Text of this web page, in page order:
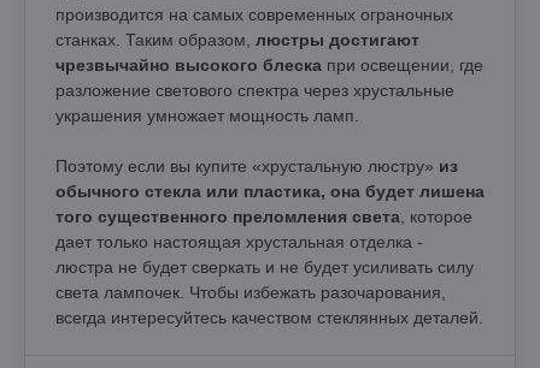
производится на самых современных ограночных
станках. Таким образом, люстры достигают
чрезвычайно высокого блеска при освещении, где
разложение светового спектра через хрустальные
украшения умножает мощность ламп.
Поэтому если вы купите «хрустальную люстру» из
обычного стекла или пластика, она будет лишена
того существенного преломления света , которое
дает только настоящая хрустальная отделка -
люстра не будет сверкать и не будет усиливать силу
света лампочек. Чтобы избежать разочарования,
всегда интересуйтесь качеством стеклянных деталей.